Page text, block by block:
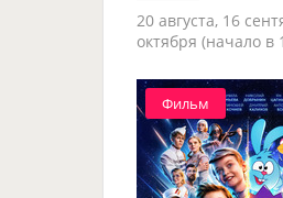
20 августа, 16
октября (начало в
Фильм